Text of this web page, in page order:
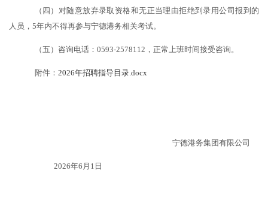
（四）对随意放弃录取资格和无正当理由拒绝到录用公司报到的
人员，5年内不得再参与宁德港务相关考试。
（五） 咨询电话： 0593-2578112，正常上班时间接受咨询。
附件： 2026年招聘指导目录.docx
宁德港务集团有限公司
2026年6月1日